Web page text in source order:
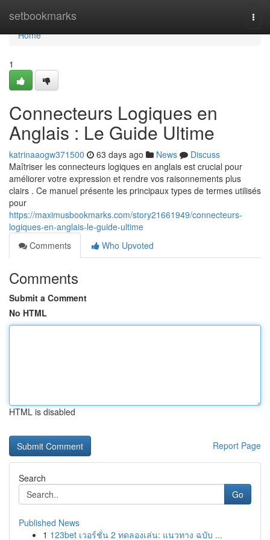
setbookmarks
Home
Home
1
Connecteurs Logiques en
Anglais : Le Guide Ultime
katrinaaogw371500 63 days ago News
Discuss
Maîtriser les connecteurs logiques en anglais est crucial pour
améliorer votre expression et rendre vos raisonnements plus
clairs . Ce manuel présente les principaux types de termes utilisés
pour
https://maximusbookmarks.com/story21661949/connecteurs-
logiques-en-anglais-le-guide-ultime
Comments
Who Upvoted
Comments
Submit a Comment
No HTML
HTML is disabled
Report Page
Search
Go
Published News
1 123bet เวอร์ชั่น 2 ทดลองเล่น: แนวทาง ฉบับ ...